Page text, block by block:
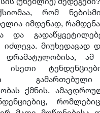
რომ
იმდენად,
და
იძლევა. მიუხედავად
დრამატულობისა, ამ
ისეთი
ქმნის.